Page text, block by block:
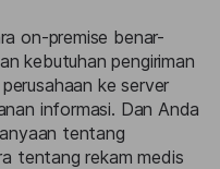
on-premise benar-
kebutuhan pengiriman
ke server
informasi. Dan Anda
tentang
tentang rekam medis